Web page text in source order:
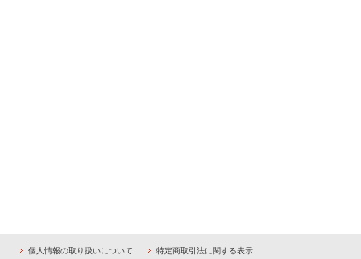
個人情報の取り扱いについて 特定商取引法に関する表示